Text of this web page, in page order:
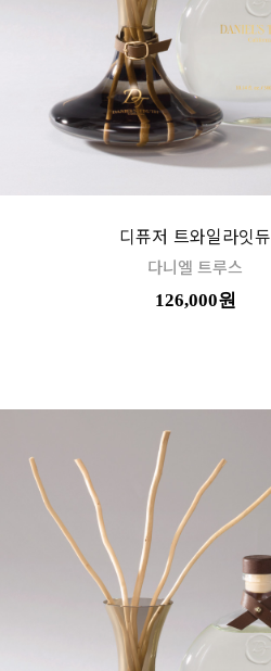
디퓨저 트와일라잇듀
다니엘 트루스
126,000